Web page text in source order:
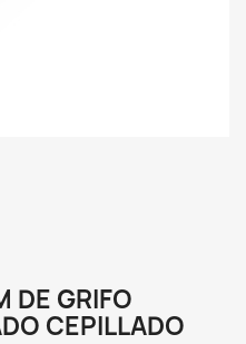
DE GRIFO
CEPILLADO